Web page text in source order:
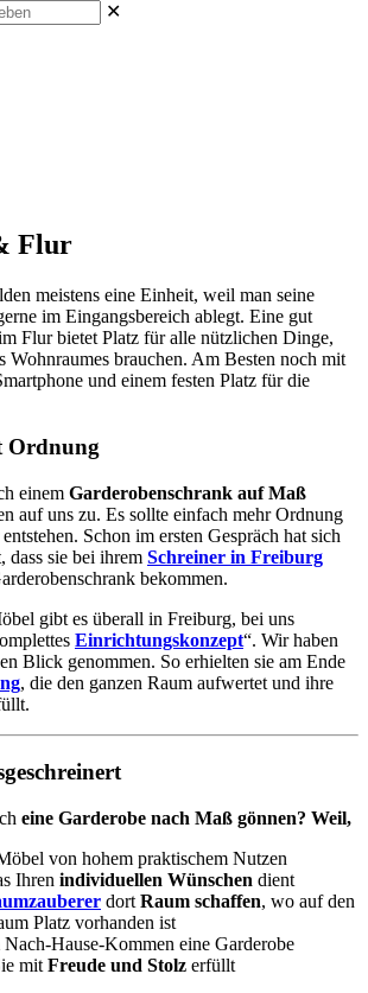
✕
Flur
meistens eine Einheit, weil man seine
im Eingangsbereich ablegt. Eine gut
Flur bietet Platz für alle nützlichen Dinge,
Wohnraumes brauchen. Am Besten noch mit
und einem festen Platz für die
Ordnung
einem Garderobenschrank auf Maß
auf uns zu. Es sollte einfach mehr Ordnung
Schon im ersten Gespräch hat sich
dass sie bei ihrem Schreiner in Freiburg
bekommen.
gibt es überall in Freiburg, bei uns
Einrichtungskonzept“. Wir haben
Blick genommen. So erhielten sie am Ende
, die den ganzen Raum aufwertet und ihre
eine Garderobe nach Maß gönnen? Weil,
von hohem praktischem Nutzen
Ihren individuellen Wünschen dient
dort Raum schaffen, wo auf den
Platz vorhanden ist
Nach-Hause-Kommen eine Garderobe
mit Freude und Stolz erfüllt